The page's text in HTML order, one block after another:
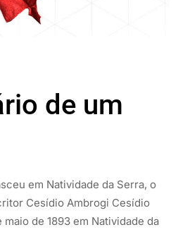
de um
em Natividade da Serra, o
Cesídio Ambrogi Cesídio
de 1893 em Natividade da